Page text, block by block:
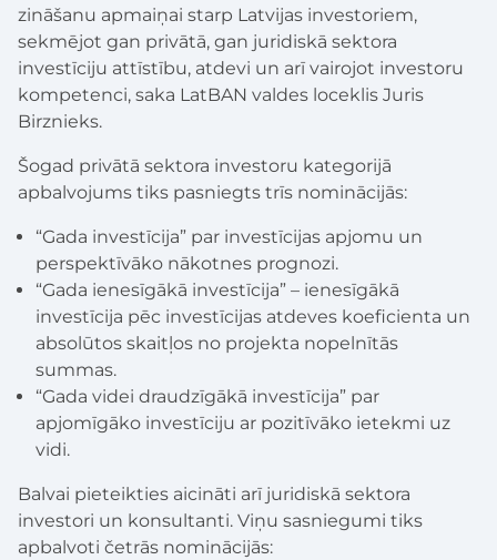
zināšanu apmaiņai starp Latvijas investoriem,
sekmējot gan privātā, gan juridiskā sektora
investīciju attīstību, atdevi un arī vairojot investoru
kompetenci, saka LatBAN valdes loceklis Juris
Birznieks.
Šogad privātā sektora investoru kategorijā
apbalvojums tiks pasniegts trīs nominācijās:
“Gada investīcija” par investīcijas apjomu un
perspektīvāko nākotnes prognozi.
“Gada ienesīgākā investīcija” – ienesīgākā
investīcija pēc investīcijas atdeves koeficienta un
absolūtos skaitļos no projekta nopelnītās
summas.
“Gada videi draudzīgākā investīcija” par
apjomīgāko investīciju ar pozitīvāko ietekmi uz
vidi.
Balvai pieteikties aicināti arī juridiskā sektora
investori un konsultanti. Viņu sasniegumi tiks
apbalvoti četrās nominācijās: